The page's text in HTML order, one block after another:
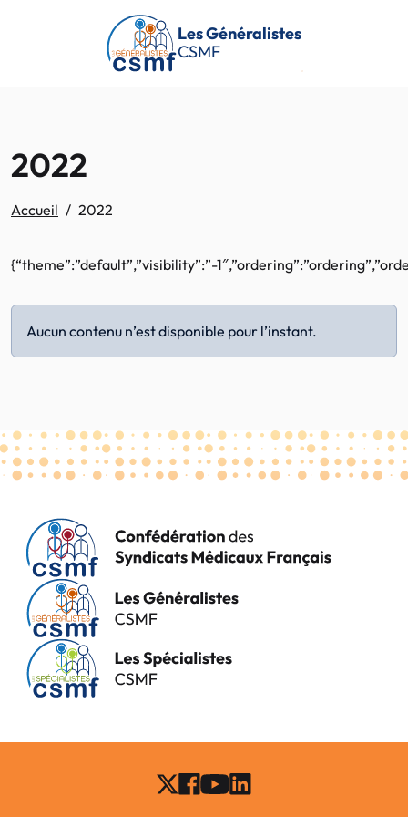
Passer au contenu principal
Les Généralistes
CSMF
2022
Accueil 2022
{“theme”:”default”,”visibility”:”-
Aucun contenu n’est disponible pour l’instant.